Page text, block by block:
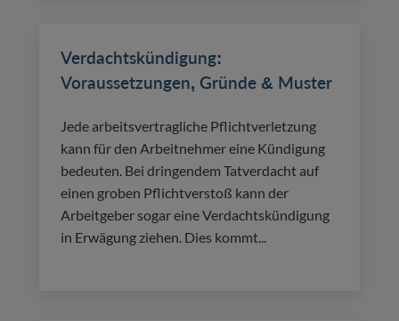
Verdachtskündigung:
Voraussetzungen, Gründe & Muster
Jede arbeitsvertragliche Pflichtverletzung
kann für den Arbeitnehmer eine Kündigung
bedeuten. Bei dringendem Tatverdacht auf
einen groben Pflichtverstoß kann der
Arbeitgeber sogar eine Verdachtskündigung
in Erwägung ziehen. Dies kommt...